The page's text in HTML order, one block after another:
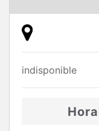
indisponible